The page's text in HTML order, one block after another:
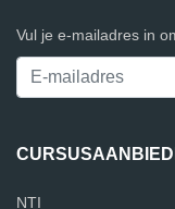
Vul je e-mailadres in
NTI